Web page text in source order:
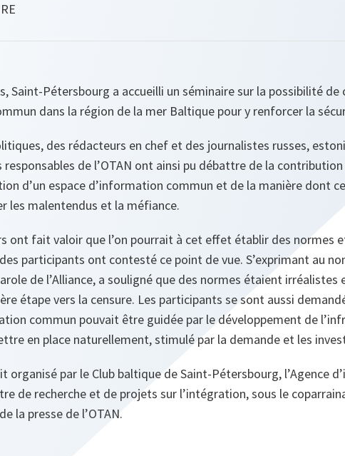
Saint-Pétersbourg a accueilli un séminaire sur la possibilité de
dans la région de la mer Baltique pour y renforcer la
des rédacteurs en chef et des journalistes russes,
de l’OTAN ont ainsi pu débattre de la
d’un espace d’information commun et de la manière dont
les malentendus et la méfiance.
ont fait valoir que l’on pourrait à cet effet établir des normes
participants ont contesté ce point de vue. S’exprimant au
de l’Alliance, a souligné que des normes étaient
étape vers la censure. Les participants se sont aussi
commun pouvait être guidée par le développement de
en place naturellement, stimulé par la demande et les
organisé par le Club baltique de Saint-Pétersbourg, l’Agence
de recherche et de projets sur l’intégration, sous le
la presse de l’OTAN.